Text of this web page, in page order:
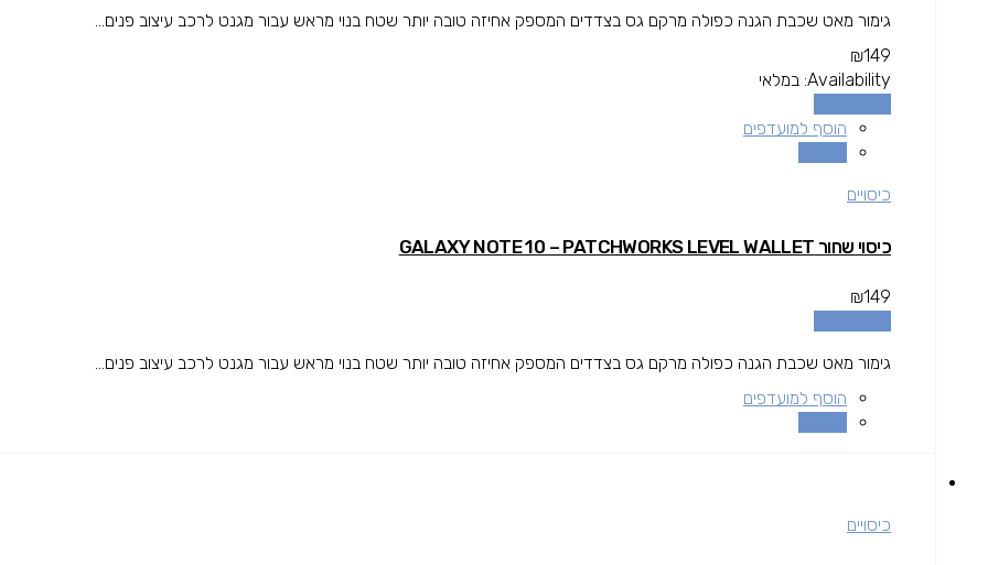
גימור מאט שכבת הגנה כפולה מרקם גס בצדדים המספק אחיזה טובה יותר שטח בנוי מראש עבור מגנט לרכב עיצוב פנים...
₪149
Availability: במלאי
הוסף למועדפים
כיסויים
כיסוי שחור GALAXY NOTE 10 – PATCHWORKS LEVEL WALLET
₪149
גימור מאט שכבת הגנה כפולה מרקם גס בצדדים המספק אחיזה טובה יותר שטח בנוי מראש עבור מגנט לרכב עיצוב פנים...
הוסף למועדפים
כיסויים